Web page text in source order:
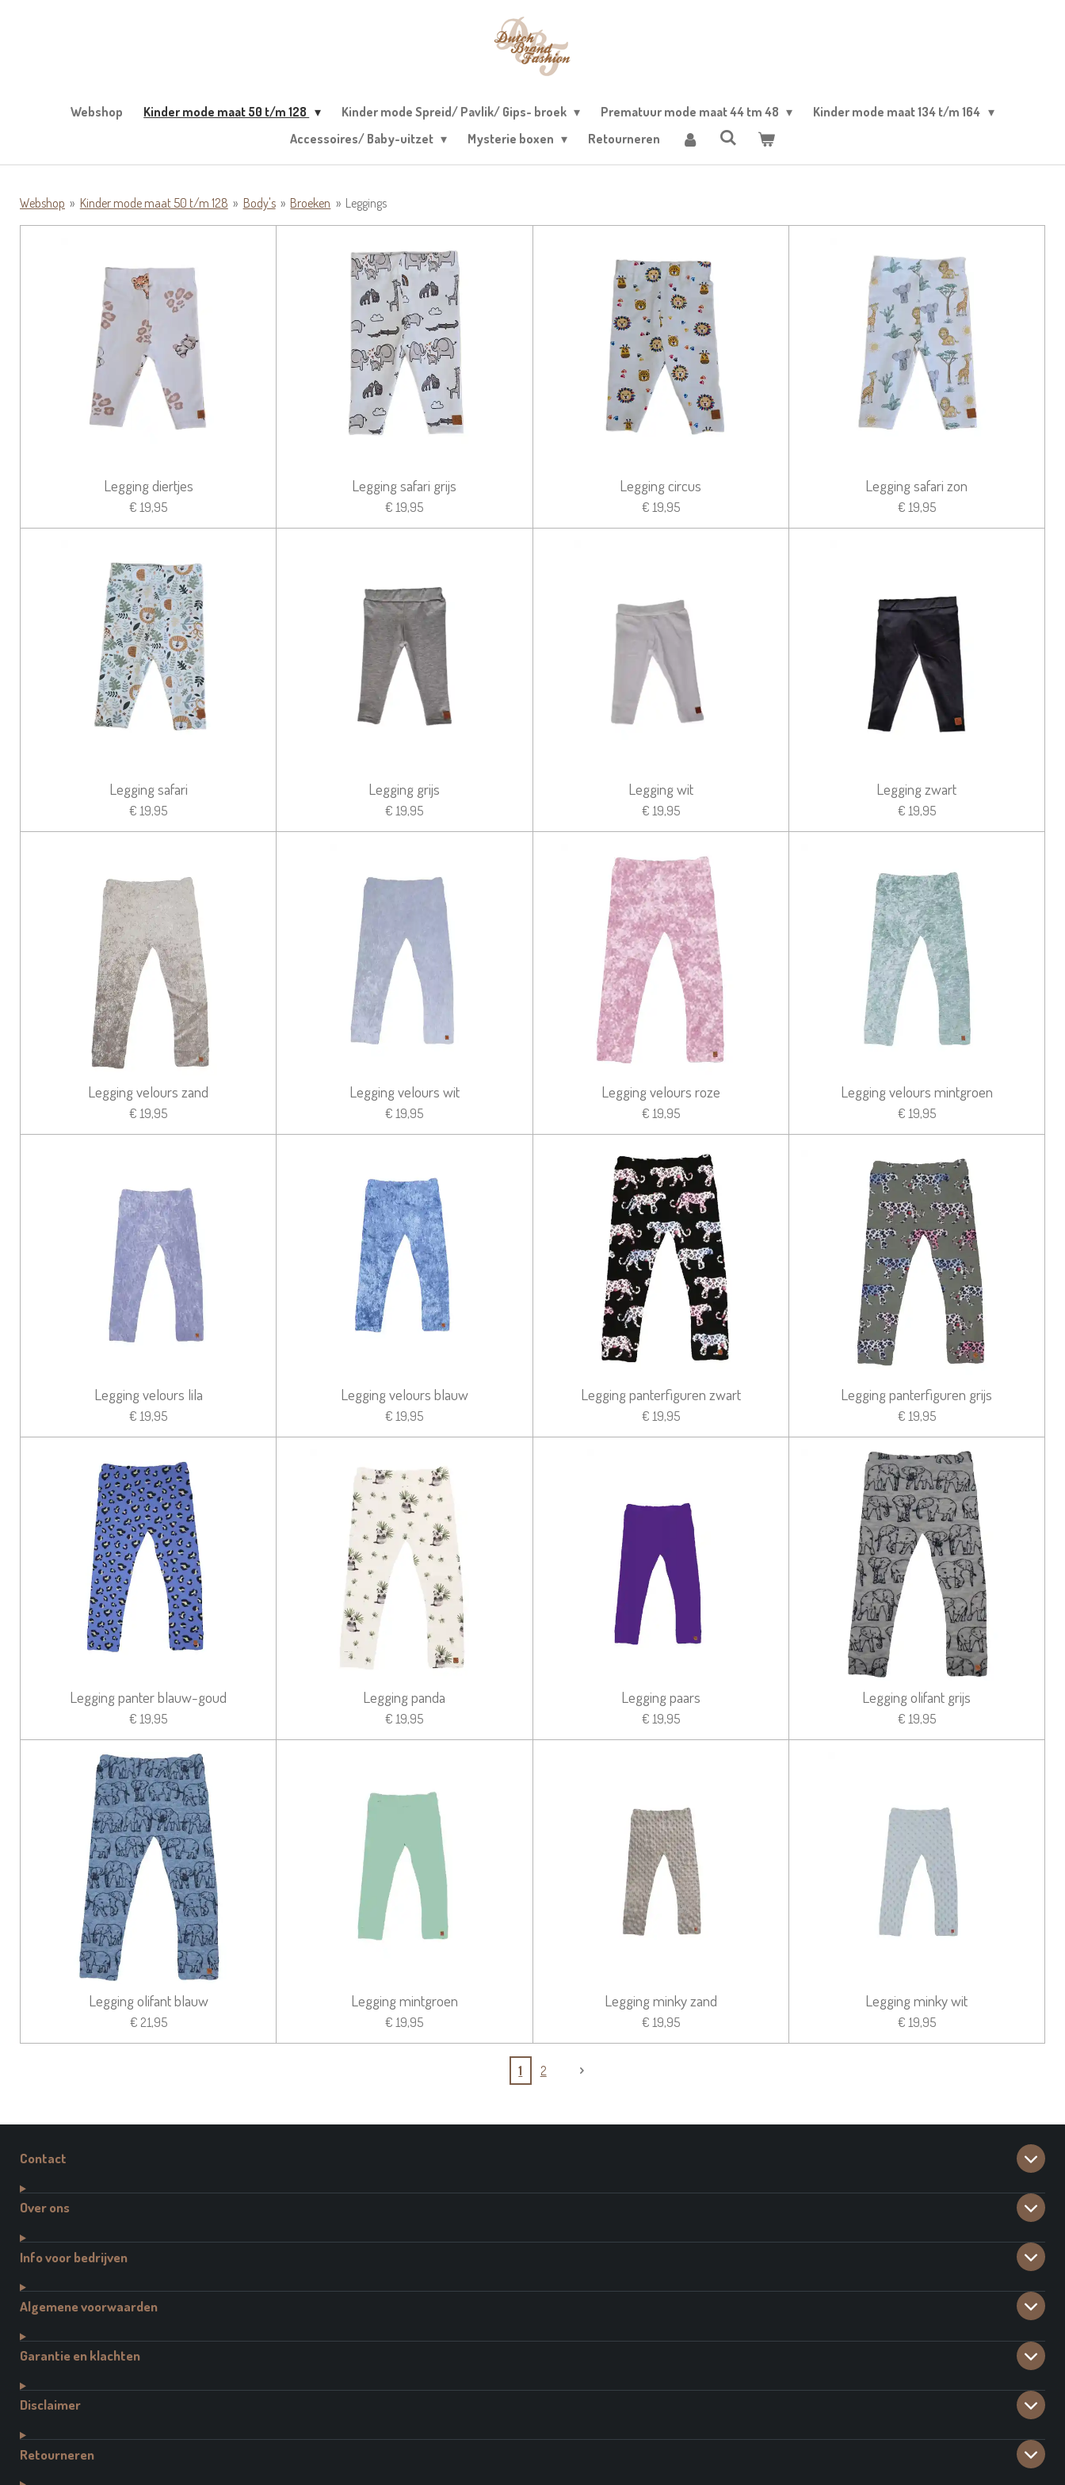
Webshop Kinder mode maat 50 t/m 128 Kinder mode Spreid/ Pavlik/ Gips- broek Prematuur mode maat 44 tm 48
Kinder mode maat 134 t/m 164
Accessoires/ Baby-uitzet
Mysterie boxen Retourneren
Webshop » Kinder mode maat 50 t/m 128 » Body's » Broeken » Leggings
Legging diertjes
€ 19,95
Legging safari grijs
€ 19,95
Legging circus
€ 19,95
Legging safari zon
€ 19,95
Legging safari
€ 19,95
Legging grijs
€ 19,95
Legging wit
€ 19,95
Legging zwart
€ 19,95
Legging velours zand
€ 19,95
Legging velours wit
€ 19,95
Legging velours roze
€ 19,95
Legging velours mintgroen
€ 19,95
Legging velours lila
€ 19,95
Legging velours blauw
€ 19,95
Legging panterfiguren zwart
€ 19,95
Legging panterfiguren grijs
€ 19,95
Legging panter blauw-goud
€ 19,95
Legging panda
€ 19,95
Legging paars
€ 19,95
Legging olifant grijs
€ 19,95
Legging olifant blauw
€ 21,95
Legging mintgroen
€ 19,95
Legging minky zand
€ 19,95
Legging minky wit
€ 19,95
1 2
Contact
Over ons
Info voor bedrijven
Algemene voorwaarden
Garantie en klachten
Disclaimer
Retourneren